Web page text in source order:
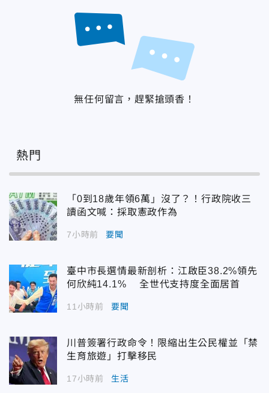
無任何留言，趕緊搶頭香！
熱門
「0到18歲年領6萬」沒了？！行政院收三
讀函文喊：採取憲政作為
7小時前 要聞
臺中市長選情最新剖析：江啟臣38.2%領先
何欣純14.1% 全世代支持度全面居首
11小時前 要聞
川普簽署行政命令！限縮出生公民權並「禁
生育旅遊」打擊移民
17小時前 生活